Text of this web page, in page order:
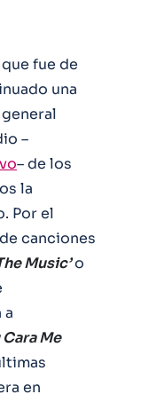
fue de
una
–
– de los
la
Por el
canciones
Music’o
a
Cara Me
en